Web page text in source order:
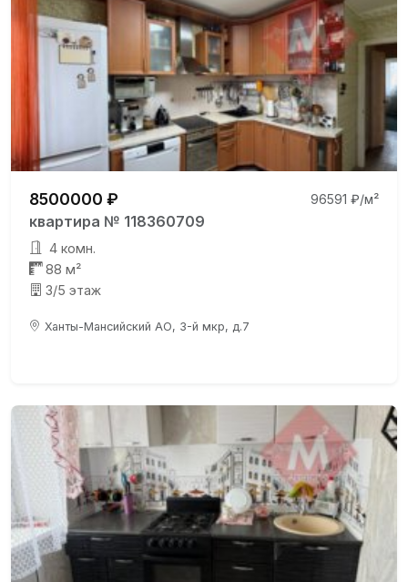
8500000 ₽ 96591 ₽/м²
квартира № 118360709
4 комн.
88 м²
3/5 этаж
Ханты-Мансийский АО, 3-й мкр, д.7